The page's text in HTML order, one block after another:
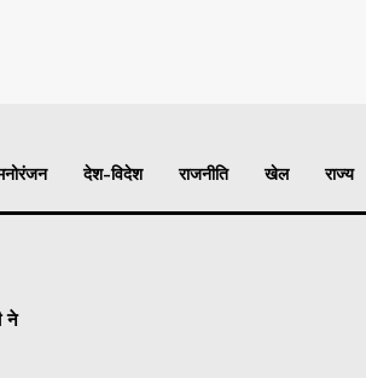
देश-विदेश राजनीति खेल राज्य
ने